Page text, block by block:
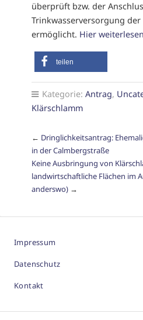
überprüft bzw. der
Trinkwasserversorgung
ermöglicht. Hier weiterlesen
teilen
Kategorie: Antrag,
Klärschlamm
← Dringlichkeitsantrag:
in der Calmbergstraße
Keine Ausbringung von
landwirtschaftliche Flächen im
anderswo)→
Impressum
Datenschutz
Kontakt